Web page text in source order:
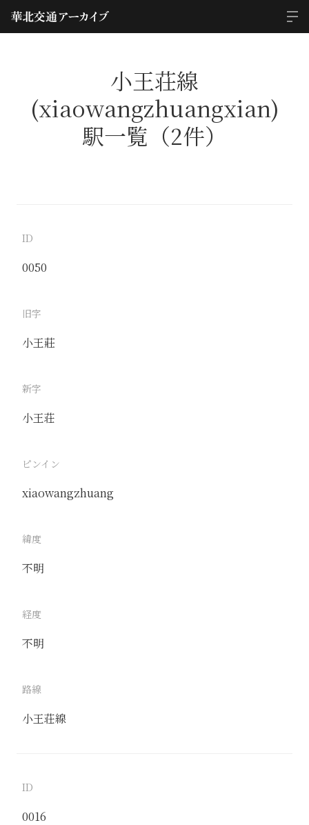
小王荘線
(xiaowangzhuangxian)
駅一覧（2件）
ID
0050
旧字
小王莊
新字
小王荘
ピンイン
xiaowangzhuang
緯度
不明
経度
不明
路線
小王荘線
ID
0016